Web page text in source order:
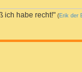
ich habe recht!" (Erik der